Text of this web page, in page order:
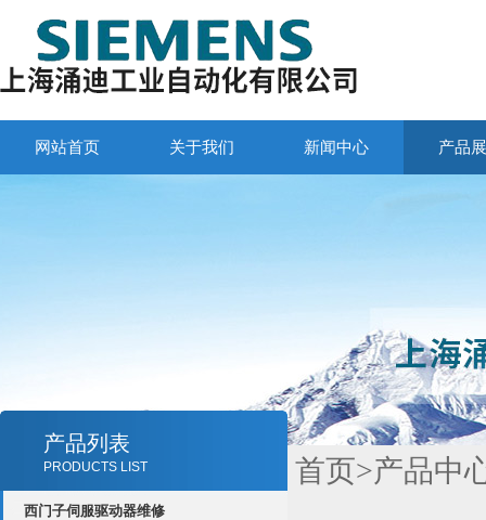
网站首页 关于我们 新闻中心 产品
产品列表
PRODUCTS LIST
西门子伺服驱动器维修
首页>产品中